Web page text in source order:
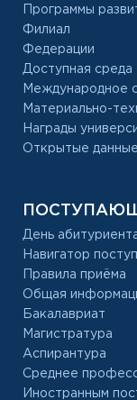
Программы
Филиал
Федерации
Доступная среда
Международное
Материально-
Награды
Открытые данные
День
Навигатор
Правила приёма
Общая
Бакалавриат
Магистратура
Аспирантура
Среднее
Иностранным